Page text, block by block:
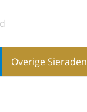
Overige Sieraden